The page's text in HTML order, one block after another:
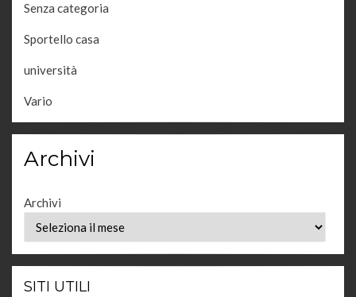
Senza categoria
Sportello casa
università
Vario
Archivi
Archivi
SITI UTILI